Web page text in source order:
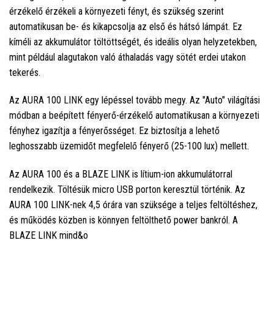
érzékelő érzékeli a környezeti fényt, és szükség szerint
automatikusan be- és kikapcsolja az első és hátsó lámpát. Ez
kíméli az akkumulátor töltöttségét, és ideális olyan helyzetekben,
mint például alagutakon való áthaladás vagy sötét erdei utakon
tekerés.
Az AURA 100 LINK egy lépéssel tovább megy. Az "Auto" világítási
módban a beépített fényerő-érzékelő automatikusan a környezeti
fényhez igazítja a fényerősséget. Ez biztosítja a lehető
leghosszabb üzemidőt megfelelő fényerő (25-100 lux) mellett.
Az AURA 100 és a BLAZE LINK is lítium-ion akkumulátorral
rendelkezik. Töltésük micro USB porton keresztül történik. Az
AURA 100 LINK-nek 4,5 órára van szüksége a teljes feltöltéshez,
és működés közben is könnyen feltölthető power bankról. A
BLAZE LINK mind&o